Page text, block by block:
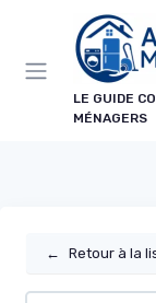
LE GUIDE
MÉNAGERS
← Retour à la
Panneau de